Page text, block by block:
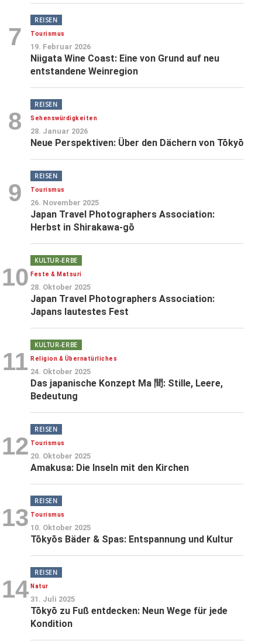
7
REISEN
Tourismus
19. Februar 2026
Niigata Wine Coast: Eine von Grund auf neu
entstandene Weinregion
8
REISEN
Sehenswürdigkeiten
28. Januar 2026
Neue Perspektiven: Über den Dächern von Tōkyō
9
REISEN
Tourismus
26. November 2025
Japan Travel Photographers Association:
Herbst in Shirakawa-gō
10
KULTUR-ERBE
Feste & Matsuri
28. Oktober 2025
Japan Travel Photographers Association:
Japans lautestes Fest
11
KULTUR-ERBE
Religion & Übernatürliches
24. Oktober 2025
Das japanische Konzept Ma 間: Stille, Leere,
Bedeutung
12
REISEN
Tourismus
20. Oktober 2025
Amakusa: Die Inseln mit den Kirchen
13
REISEN
Tourismus
10. Oktober 2025
Tōkyōs Bäder & Spas: Entspannung und Kultur
14
REISEN
Natur
31. Juli 2025
Tōkyō zu Fuß entdecken: Neun Wege für jede
Kondition